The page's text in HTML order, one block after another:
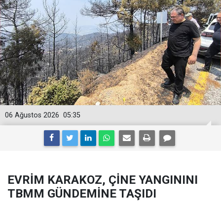
05:35
06 Ağustos 2026
EVRİM KARAKOZ, ÇİNE YANGININI
TBMM GÜNDEMİNE TAŞIDI